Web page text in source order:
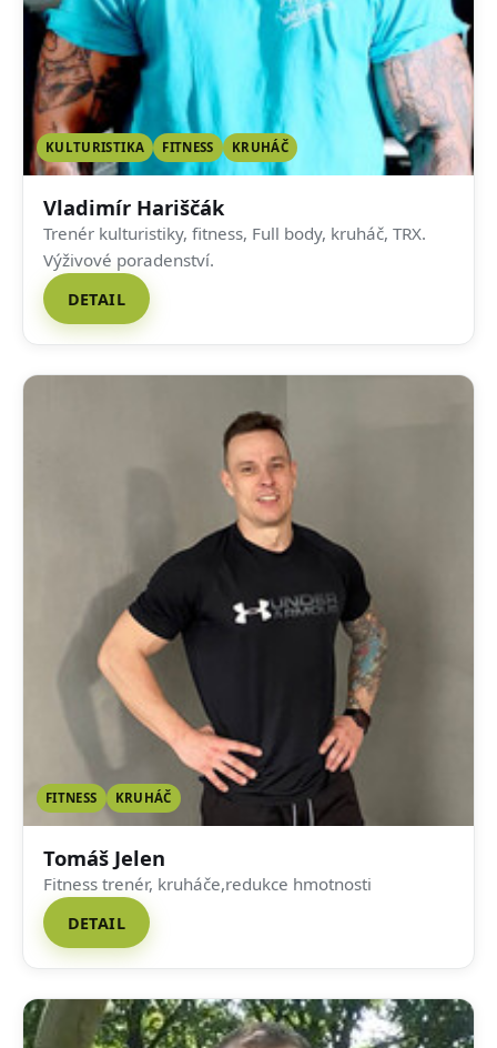
KULTURISTIKA FITNESS KRUHÁČ
Vladimír Hariščák
Trenér kulturistiky, fitness, Full body, kruháč, TRX.
Výživové poradenství.
DETAIL
FITNESS KRUHÁČ
Tomáš Jelen
Fitness trenér, kruháče,redukce hmotnosti
DETAIL